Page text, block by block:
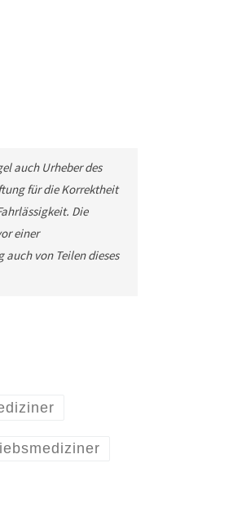
auch Urheber des
für die Korrektheit
Die
einer
von Teilen dieses